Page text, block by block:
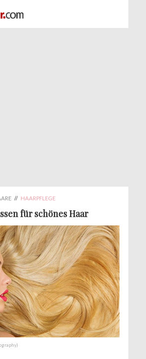
// HAARPFLEGE
für schönes Haar